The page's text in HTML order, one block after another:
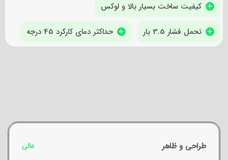
کیفیت ساخت بسیار بالا و لوکس
تحمل فشار 3.5 بار حداکثر دمای کارکرد 45 درجه
طراحی و ظاهر